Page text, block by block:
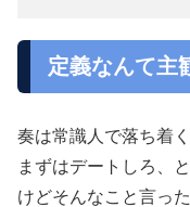
定義なんて主
奏は常識人で落ち着
まずはデートしろ、と
けどそんなこと言っ